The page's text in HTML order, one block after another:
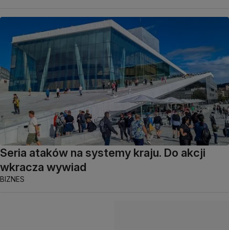
Seria ataków na systemy kraju. Do akcji
wkracza wywiad
BIZNES